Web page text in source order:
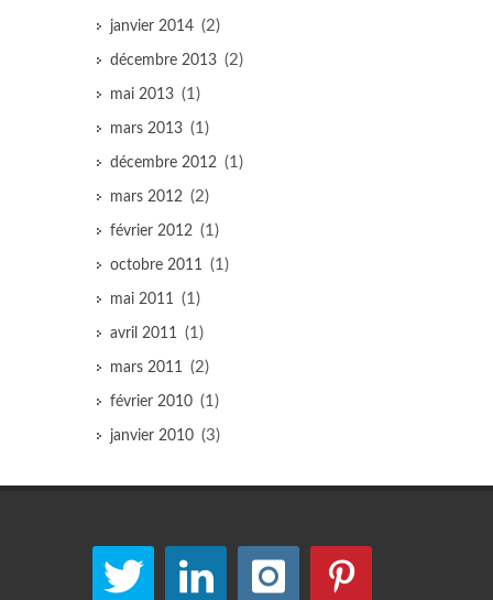
janvier 2014 (2)
décembre 2013 (2)
mai 2013 (1)
mars 2013 (1)
décembre 2012 (1)
mars 2012 (2)
février 2012 (1)
octobre 2011 (1)
mai 2011 (1)
avril 2011 (1)
mars 2011 (2)
février 2010 (1)
janvier 2010 (3)